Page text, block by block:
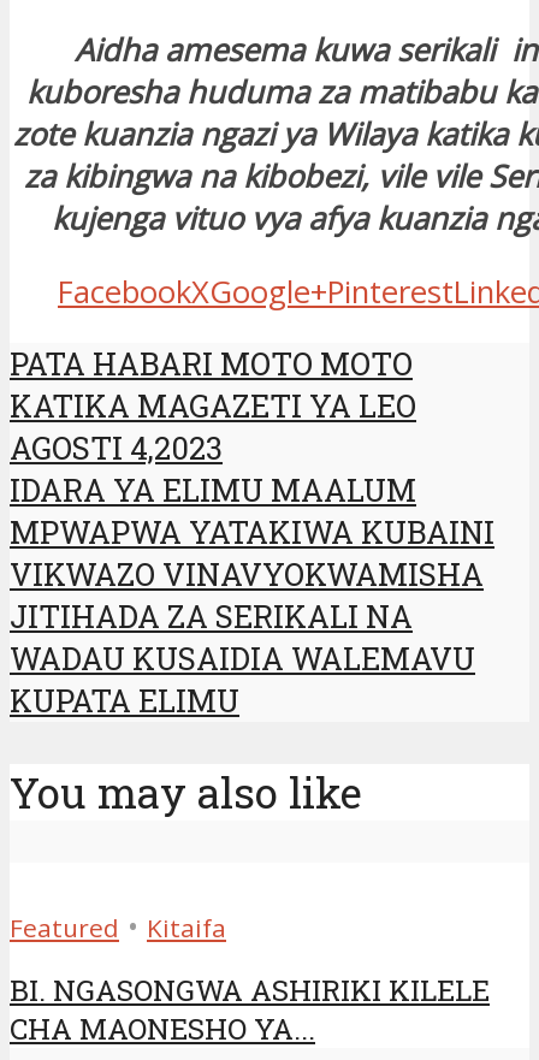
Aidha amesema kuwa serikali
kuboresha huduma za matibabu
zote kuanzia ngazi ya Wilaya katika
za kibingwa na kibobezi, vile vile
kujenga vituo vya afya kuanzia
FacebookXGoogle+Pinterest
PATA HABARI MOTO MOTO
KATIKA MAGAZETI YA LEO
AGOSTI 4,2023
IDARA YA ELIMU MAALUM
MPWAPWA YATAKIWA KUBAINI
VIKWAZO VINAVYOKWAMISHA
JITIHADA ZA SERIKALI NA
WADAU KUSAIDIA WALEMAVU
KUPATA ELIMU
You may also like
Featured • Kitaifa
BI. NGASONGWA ASHIRIKI KILELE
CHA MAONESHO YA...